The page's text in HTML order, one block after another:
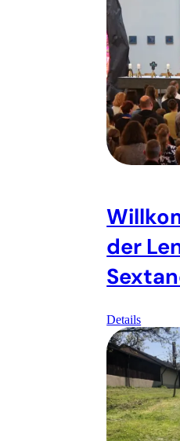
der
Details